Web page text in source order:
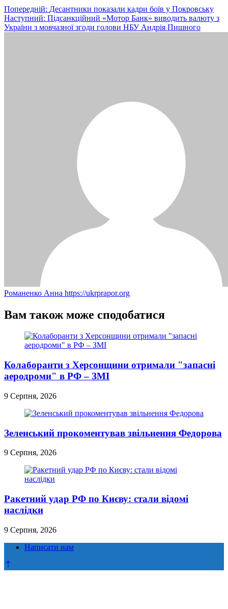
Навігація
записів
Попередній: Десантники показали кадри боїв у Покровську
Наступний: Підсанкційний «Мотор Банк» виводить валюту з
України з мовчазної згоди голови НБУ Андрія Пишного
Романенко Анна https://ukrprapor.org
Вам також може сподобатися
Колаборанти з Херсонщини отримали "запасні
аеродроми" в РФ – ЗМІ
9 Серпня, 2026
Зеленський прокоментував звільнення Федорова
9 Серпня, 2026
Ракетний удар РФ по Києву: стали відомі
наслідки
9 Серпня, 2026
Написати нам
Прокрутка
до